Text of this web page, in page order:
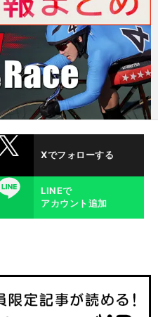
Xでフォローする
LINEで
アカウント追加